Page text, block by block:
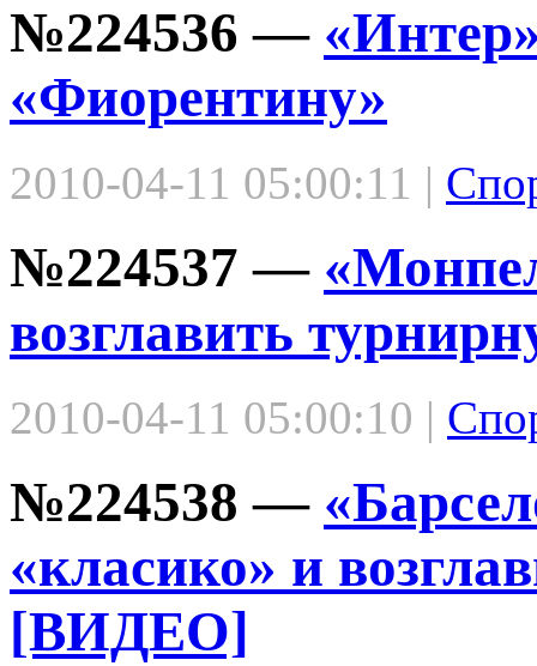
№224536 —
«Фиорентину»
2010-04-11 05:00:11 |
№224537 —
возглавить
2010-04-11 05:00:10 |
№224538 —
«класико» и
[ВИДЕО]